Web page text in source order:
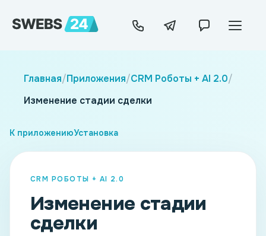
Главная/Приложения/CRM Роботы + AI 2.0/
Изменение стадии сделки
К приложениюУстановка
CRM РОБОТЫ + AI 2.0
Изменение стадии
сделки